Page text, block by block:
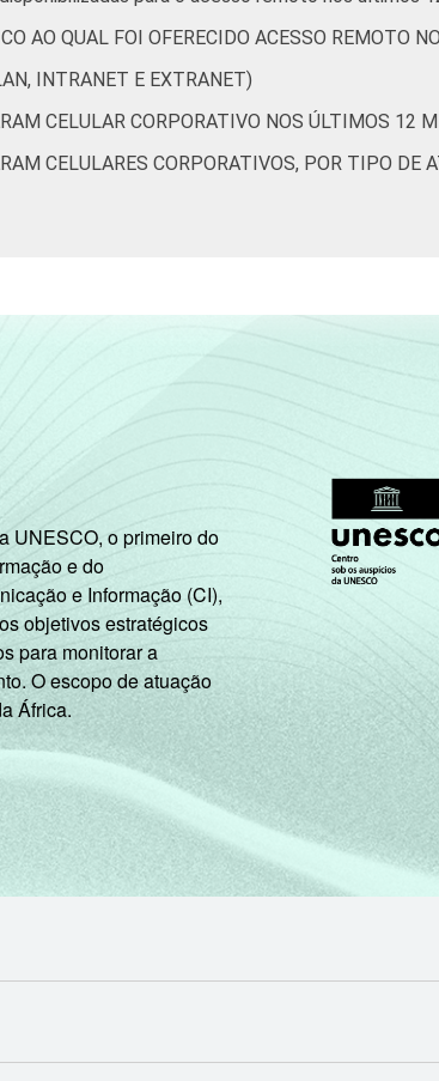
AO QUAL FOI OFERECIDO ACESSO REMOTO
INTRANET E EXTRANET)
CELULAR CORPORATIVO NOS ÚLTIMOS 12
CELULARES CORPORATIVOS, POR TIPO DE
UNESCO, o primeiro do
e do
e Informação (CI),
objetivos estratégicos
para monitorar a
O escopo de atuação
África.
ABA)
NOVA ABA)
EM NOVA ABA)
EM NOVA ABA)
(ABRE EM NOVA ABA)
(ABRE EM NOVA ABA)
DO NIC.BR (ABRE EM NOVA ABA)
NIC.BR (ABRE EM NOVA ABA)